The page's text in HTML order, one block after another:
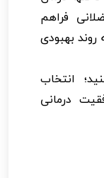
فراهم
روند بهبودی
انتخاب
درمانی